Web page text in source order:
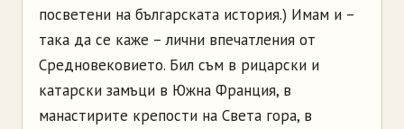
посветени на българската история.) Имам и –
така да се каже – лични впечатления от
Средновековието. Бил съм в рицарски и
катарски замъци в Южна Франция, в
манастирите крепости на Света гора, в